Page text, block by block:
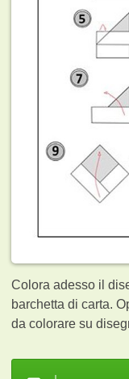
Colora adesso il
barchetta di carta.
da colorare su